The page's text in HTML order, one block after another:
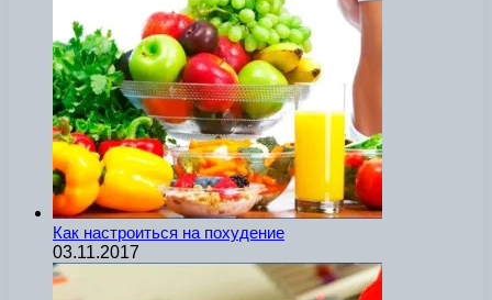
Как настроиться на похудение
03.11.2017